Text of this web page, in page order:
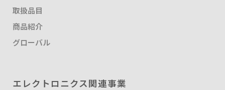
取扱品目
商品紹介
グローバル
エレクトロニクス関連事業